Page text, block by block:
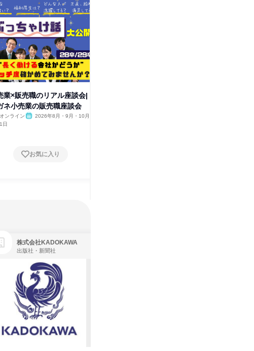
業×販売職のリアル座談会|
ネ小売業の販売職座談会
オンライン
2026年8月・9月・10月
1日
お気に入り
株式会社KADOKAWA
出版社・新聞社